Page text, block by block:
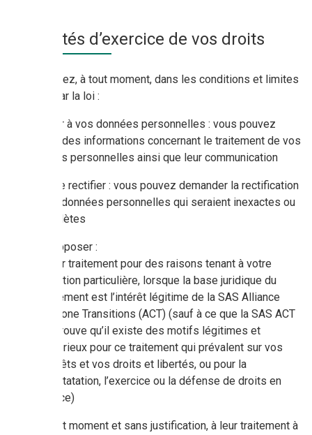
Modalités d’exercice de vos droits
Vous pouvez, à tout moment, dans les conditions et limites
prévues par la loi :
accéder à vos données personnelles : vous pouvez
obtenir des informations concernant le traitement de vos
données personnelles ainsi que leur communication
les faire rectifier : vous pouvez demander la rectification
de vos données personnelles qui seraient inexactes ou
incomplètes
vous opposer :
à leur traitement pour des raisons tenant à votre
situation particulière, lorsque la base juridique du
traitement est l’intérêt légitime de la SAS Alliance
Carbone Transitions (ACT) (sauf à ce que la SAS ACT
ne prouve qu’il existe des motifs légitimes et
impérieux pour ce traitement qui prévalent sur vos
intérêts et vos droits et libertés, ou pour la
constatation, l’exercice ou la défense de droits en
justice)
à tout moment et sans justification, à leur traitement à